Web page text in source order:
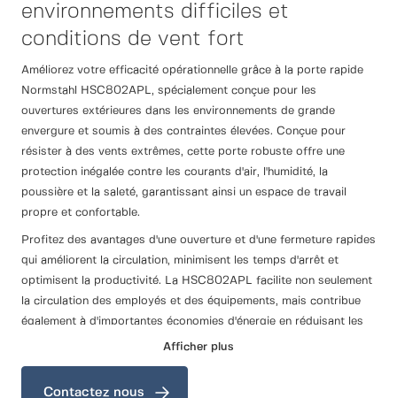
environnements difficiles et
conditions de vent fort
Améliorez votre efficacité opérationnelle grâce à la porte rapide
Normstahl HSC802APL, spécialement conçue pour les
ouvertures extérieures dans les environnements de grande
envergure et soumis à des contraintes élevées. Conçue pour
résister à des vents extrêmes, cette porte robuste offre une
protection inégalée contre les courants d'air, l'humidité, la
poussière et la saleté, garantissant ainsi un espace de travail
propre et confortable.
Profitez des avantages d'une ouverture et d'une fermeture rapides
qui améliorent la circulation, minimisent les temps d'arrêt et
optimisent la productivité. La HSC802APL facilite non seulement
la circulation des employés et des équipements, mais contribue
également à d'importantes économies d'énergie en réduisant les
pertes de chaleur et en maintenant la température ambiante. Que
Afficher plus
Contactez nous